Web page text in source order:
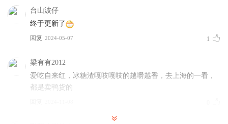
台山波仔
终于更新了
回复 2024-05-07 1
梁有有2012
爱吃自来红，冰糖渣嘎吱嘎吱的越嚼越香，去上海的一看，
都是卖鸭货的